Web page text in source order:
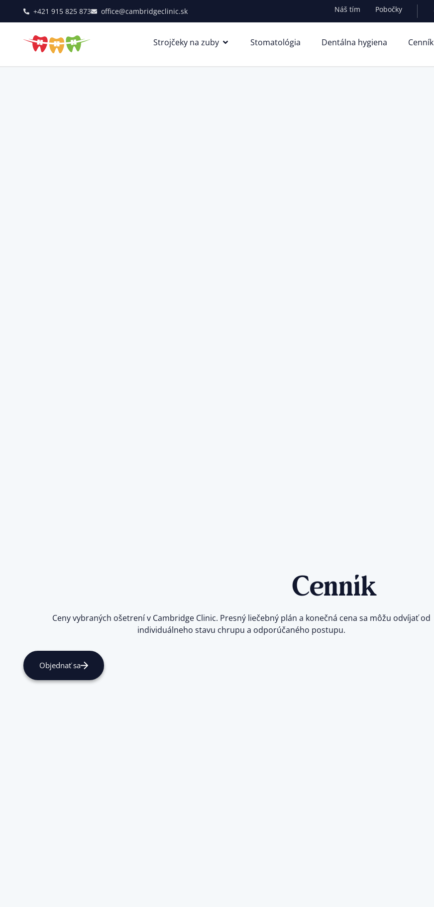
+421 915 825 873 office@cambridgeclinic.sk Náš tím Pobočky
Strojčeky na zuby Stomatológia Dentálna hygiena Cenník
Cenník
Ceny vybraných ošetrení v Cambridge Clinic. Presný liečebný plán a konečná cena sa môžu odvíjať od
individuálneho stavu chrupu a odporúčaného postupu.
Objednať sa